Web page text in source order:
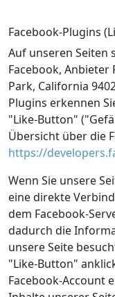
Facebook-Plugins
Auf unseren Seiten
Facebook, Anbieter
Park, California
Plugins erkennen
"Like-Button"
Übersicht über die
https://
Wenn Sie unsere
eine direkte
dem Facebook-
dadurch die
unsere Seite
"Like-Button"
Facebook-Account